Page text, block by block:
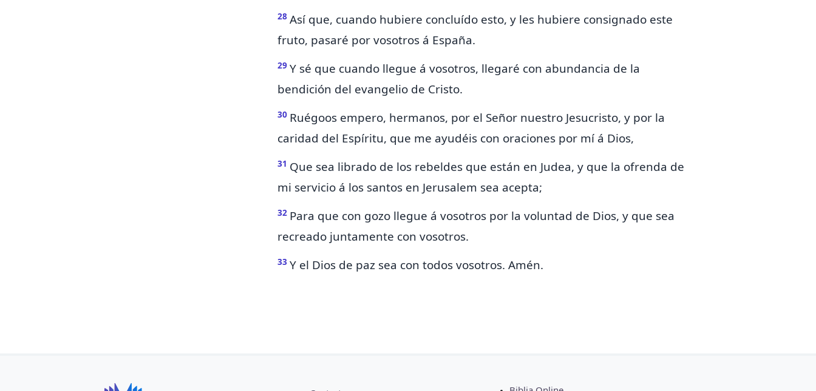
28 Así que, cuando hubiere concluído esto, y les hubiere consignado este
fruto, pasaré por vosotros á España.
29 Y sé que cuando llegue á vosotros, llegaré con abundancia de la
bendición del evangelio de Cristo.
30 Ruégoos empero, hermanos, por el Señor nuestro Jesucristo, y por la
caridad del Espíritu, que me ayudéis con oraciones por mí á Dios,
31 Que sea librado de los rebeldes que están en Judea, y que la ofrenda de
mi servicio á los santos en Jerusalem sea acepta;
32 Para que con gozo llegue á vosotros por la voluntad de Dios, y que sea
recreado juntamente con vosotros.
33 Y el Dios de paz sea con todos vosotros. Amén.